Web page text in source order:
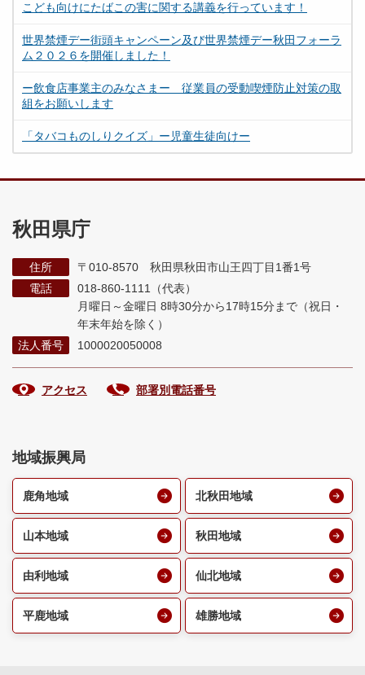
こども向けにたばこの害に関する講義を行っています！
世界禁煙デー街頭キャンペーン及び世界禁煙デー秋田フォーラ
ム２０２６を開催しました！
ー飲食店事業主のみなさまー 従業員の受動喫煙防止対策の取
組をお願いします
「タバコものしりクイズ」ー児童生徒向けー
秋田県庁
住所
〒010-8570 秋田県秋田市山王四丁目1番1号
電話
018-860-1111（代表）
月曜日～金曜日 8時30分から17時15分まで （祝日・
年末年始を除く）
法人番号
1000020050008
アクセス 部署別電話番号
地域振興局
鹿角地域 北秋田地域
山本地域 秋田地域
由利地域 仙北地域
平鹿地域 雄勝地域